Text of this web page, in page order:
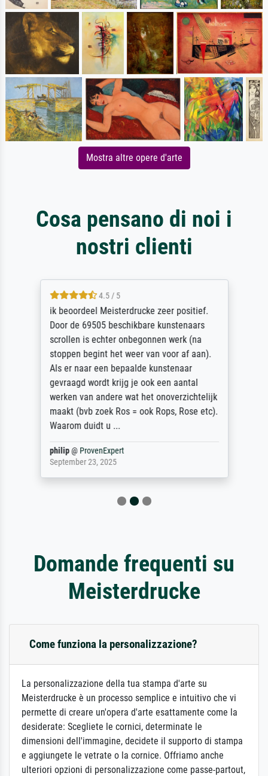
Mostra altre opere d'arte
Cosa pensano di noi i
nostri clienti
4.5 / 5
ik beoordeel Meisterdrucke zeer positief.
Door de 69505 beschikbare kunstenaars
scrollen is echter onbegonnen werk (na
stoppen begint het weer van voor af aan).
Als er naar een bepaalde kunstenaar
gevraagd wordt krijg je ook een aantal
werken van andere wat het onoverzichtelijk
maakt (bvb zoek Ros = ook Rops, Rose etc).
Waarom duidt u ...
philip@ ProvenExpert
September 23, 2025
Domande frequenti su
Meisterdrucke
Come funziona la personalizzazione?
La personalizzazione della tua stampa d'arte su
Meisterdrucke è un processo semplice e intuitivo che vi
permette di creare un'opera d'arte esattamente come la
desiderate: Scegliete le cornici, determinate le
dimensioni dell'immagine, decidete il supporto di stampa
e aggiungete le vetrate o la cornice. Offriamo anche
ulteriori opzioni di personalizzazione come passe-partout,